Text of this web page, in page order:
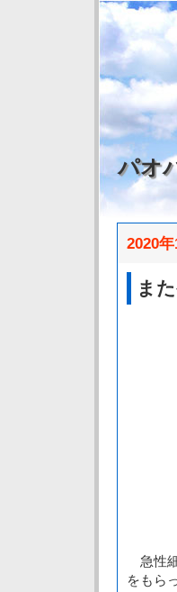
パオ
2020
ま
急性
をもら